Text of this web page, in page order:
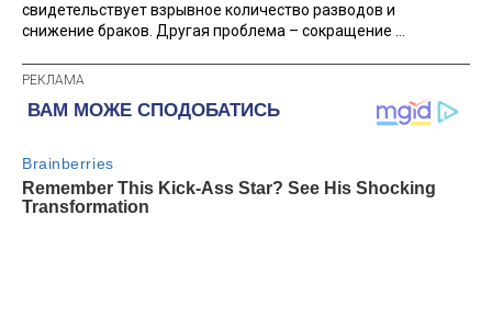
свидетельствует взрывное количество разводов и
снижение браков. Другая проблема – сокращение ...